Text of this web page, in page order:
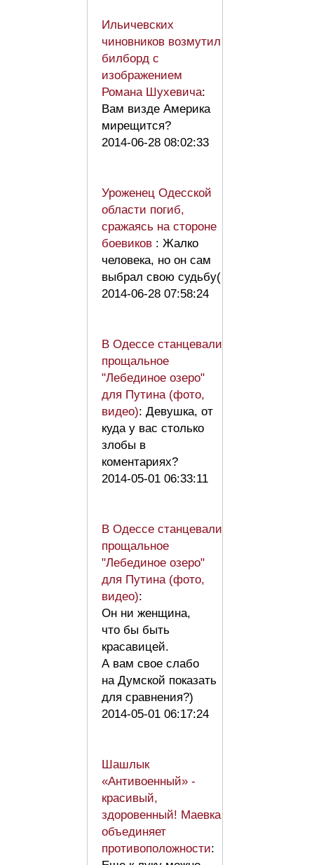
Ильичевских
чиновников возмутил
билборд с
изображением
Романа Шухевича:
Вам визде Америка
мирещится?
2014-06-28 08:02:33
Уроженец Одесской
области погиб,
сражаясь на стороне
боевиков : Жалко
человека, но он сам
выбрал свою судьбу(
2014-06-28 07:58:24
В Одессе станцевали
прощальное
"Лебединое озеро"
для Путина (фото,
видео): Девушка, от
куда у вас столько
злобы в
коментариях?
2014-05-01 06:33:11
В Одессе станцевали
прощальное
"Лебединое озеро"
для Путина (фото,
видео):
Он ни женщина,
что бы быть
красавицей.
А вам свое слабо
на Думской показать
для сравнения?)
2014-05-01 06:17:24
Шашлык
«Антивоенный» -
красивый,
здоровенный! Маевка
объединяет
противоположности: